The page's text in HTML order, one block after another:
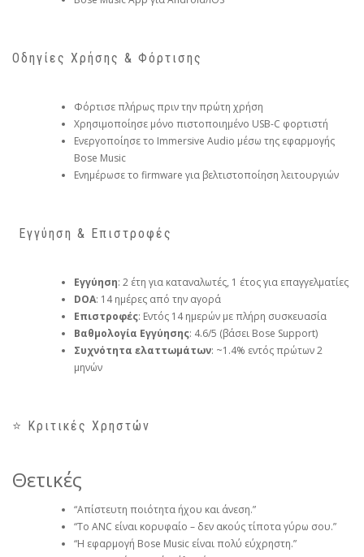
Οδηγίες Χρήσης & Φόρτισης
Φόρτισε πλήρως πριν την πρώτη χρήση
Χρησιμοποίησε μόνο πιστοποιημένο USB-C φορτιστή
Ενεργοποίησε το Immersive Audio μέσω της εφαρμογής
Bose Music
Ενημέρωσε το firmware για βελτιστοποίηση λειτουργιών
️ Εγγύηση & Επιστροφές
Εγγύηση: 2 έτη για καταναλωτές, 1 έτος για επαγγελματίες
DOA: 14 ημέρες από την αγορά
Επιστροφές: Εντός 14 ημερών με πλήρη συσκευασία
Βαθμολογία Εγγύησης: 4.6/5 (βάσει Bose Support)
Συχνότητα ελαττωμάτων: ~1.4% εντός πρώτων 2
μηνών
⭐ Κριτικές Χρηστών
Θετικές
“Απίστευτη ποιότητα ήχου και άνεση.”
“Το ANC είναι κορυφαίο – δεν ακούς τίποτα γύρω σου.”
“Η εφαρμογή Bose Music είναι πολύ εύχρηστη.”